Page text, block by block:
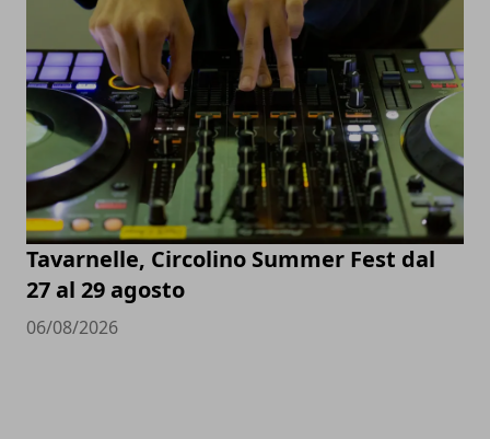
Tavarnelle, Circolino Summer Fest dal
27 al 29 agosto
06/08/2026